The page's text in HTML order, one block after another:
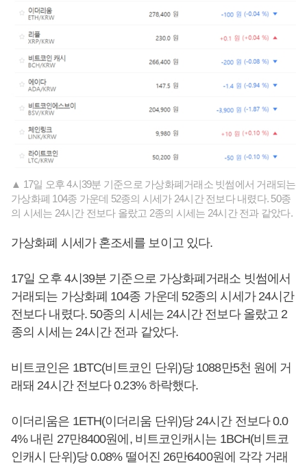
▲ 17일 오후 4시39분 기준으로 가상화폐거래소 빗썸에서 거래되는
가상화폐 104종 가운데 52종의 시세가 24시간 전보다 내렸다. 50종
의 시세는 24시간 전보다 올랐고 2종의 시세는 24시간 전과 같았다.
가상화폐 시세가 혼조세를 보이고 있다.
17일 오후 4시39분 기준으로 가상화폐거래소 빗썸에서
거래되는 가상화폐 104종 가운데 52종의 시세가 24시간
전보다 내렸다. 50종의 시세는 24시간 전보다 올랐고 2
종의 시세는 24시간 전과 같았다.
비트코인은 1BTC(비트코인 단위)당 1088만5천 원에 거
래돼 24시간 전보다 0.23% 하락했다.
이더리움은 1ETH(이더리움 단위)당 24시간 전보다 0.0
4% 내린 27만8400원에, 비트코인캐시는 1BCH(비트코
인캐시 단위)당 0.08% 떨어진 26만6400원에 각각 거래